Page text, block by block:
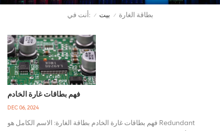
أنت في: / بيت / بطاقة الغارة
فهم بطاقات غارة الخادم
DEC 06, 2024
فهم بطاقات غارة الخادم بطاقة الغارة: الاسم الكامل هو Redundant